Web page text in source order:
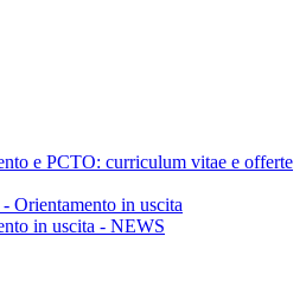
e PCTO: curriculum vitae e offerte
Orientamento in uscita
in uscita - NEWS